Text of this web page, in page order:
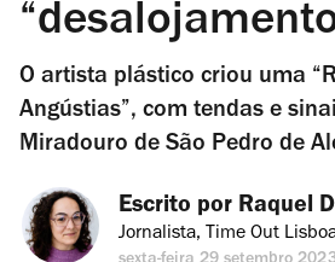
O artista plástico criou uma
Angústias”, com tendas e
Miradouro de São Pedro de
Escrito por Raquel
Jornalista, Time Out